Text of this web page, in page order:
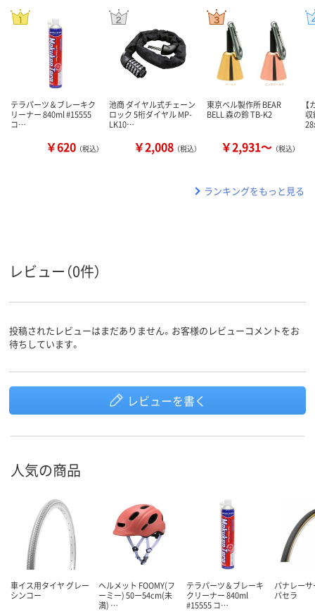
テラパーツ＆ブレーキク
リーナー 840ml #15555
コ…
￥620 （税込）
池商 ダイヤル式チェーン
ロック 5桁ダイヤル MP-
LK10…
￥2,008 （税込）
東京ベル製作所 BEAR
BELL 森の鈴 TB-K2
￥2,931～ （税込）
収
ランキングをもっと見る
レビュー（0件）
投稿されたレビューはまだありません。お客様のレビューコメントをお
待ちしています。
レビューを書く
人気の商品
車イス用タイヤ グレー
シンコー
ヘルメット FOOMY(フ
ーミー) 50ー54cm(未
満) …
テラパーツ＆ブレーキ
クリーナー 840ml
#15555 コ…
パナレーサ
パセラ